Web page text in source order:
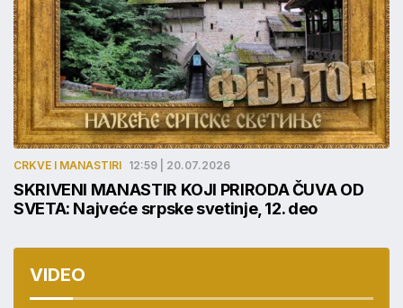
CRKVE I MANASTIRI 12:59 | 20.07.2026
SKRIVENI MANASTIR KOJI PRIRODA ČUVA OD
SVETA: Najveće srpske svetinje, 12. deo
VIDEO